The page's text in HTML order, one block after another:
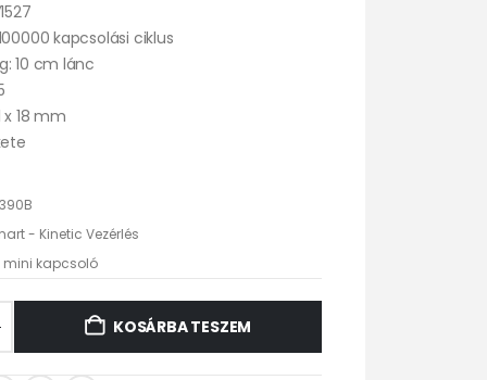
kapcsolási ciklus
10 cm lánc
x 18 mm
- Kinetic Vezérlés
mini kapcsoló
KOSÁRBA TESZEM